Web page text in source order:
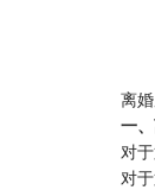
离
一
对
对